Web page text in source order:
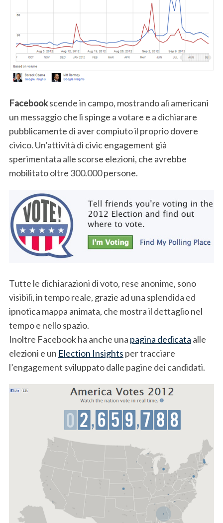
Facebookscende in campo, mostrando ali americani
un messaggio che li spinge a votare e a dichiarare
pubblicamente di aver compiuto il proprio dovere
civico. Un’attività di civic engagement già
sperimentata alle scorse elezioni, che avrebbe
mobilitato oltre 300.000 persone.
Tutte le dichiarazioni di voto, rese anonime, sono
visibili, in tempo reale, grazie ad una splendida ed
ipnotica mappa animata, che mostra il dettaglio nel
tempo e nello spazio.
Inoltre Facebook ha anche una pagina dedicata alle
elezioni e un Election Insights per tracciare
l’engagement sviluppato dalle pagine dei candidati.